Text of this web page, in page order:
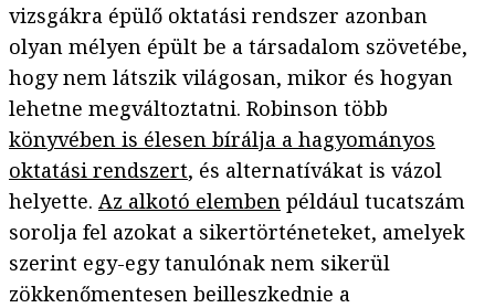
vizsgákra épülő oktatási rendszer azonban
olyan mélyen épült be a társadalom szövetébe,
hogy nem látszik világosan, mikor és hogyan
lehetne megváltoztatni. Robinson több
könyvében is élesen bírálja a hagyományos
oktatási rendszert, és alternatívákat is vázol
helyette. Az alkotó elemben például tucatszám
sorolja fel azokat a sikertörténeteket, amelyek
szerint egy-egy tanulónak nem sikerül
zökkenőmentesen beilleszkednie a